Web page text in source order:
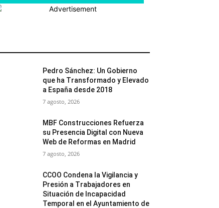
Pedro Sánchez: Un Gobierno
que ha Transformado y Elevado
a España desde 2018
7 agosto, 2026
MBF Construcciones Refuerza
su Presencia Digital con Nueva
Web de Reformas en Madrid
7 agosto, 2026
CCOO Condena la Vigilancia y
Presión a Trabajadores en
Situación de Incapacidad
Temporal en el Ayuntamiento de